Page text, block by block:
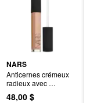
NARS
Anticernes crémeux
radieux avec
couvrance moyenne
48,00 $